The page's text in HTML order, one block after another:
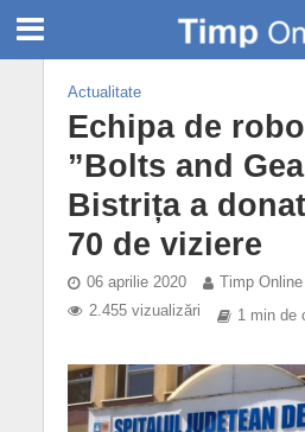
Actualitate
Echipa de
”Bolts and
Bistrița a
70 de viziere
06 aprilie 2020
Timp Online
2.455 vizualizări
1 min de